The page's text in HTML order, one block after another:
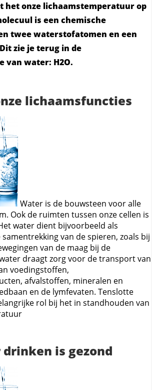
het onze lichaamstemperatuur op
is een chemische
twee waterstofatomen en een
zie je terug in de
van water: H2O.
lichaamsfuncties
Water is de bouwsteen voor alle
Ook de ruimten tussen onze cellen is
water dient bijvoorbeeld als
van de spieren, zoals bij
van de maag bij de
draagt zorg voor de transport van
voedingstoffen,
afvalstoffen, mineralen en
en de lymfevaten. Tenslotte
rol bij het in standhouden van
is gezond